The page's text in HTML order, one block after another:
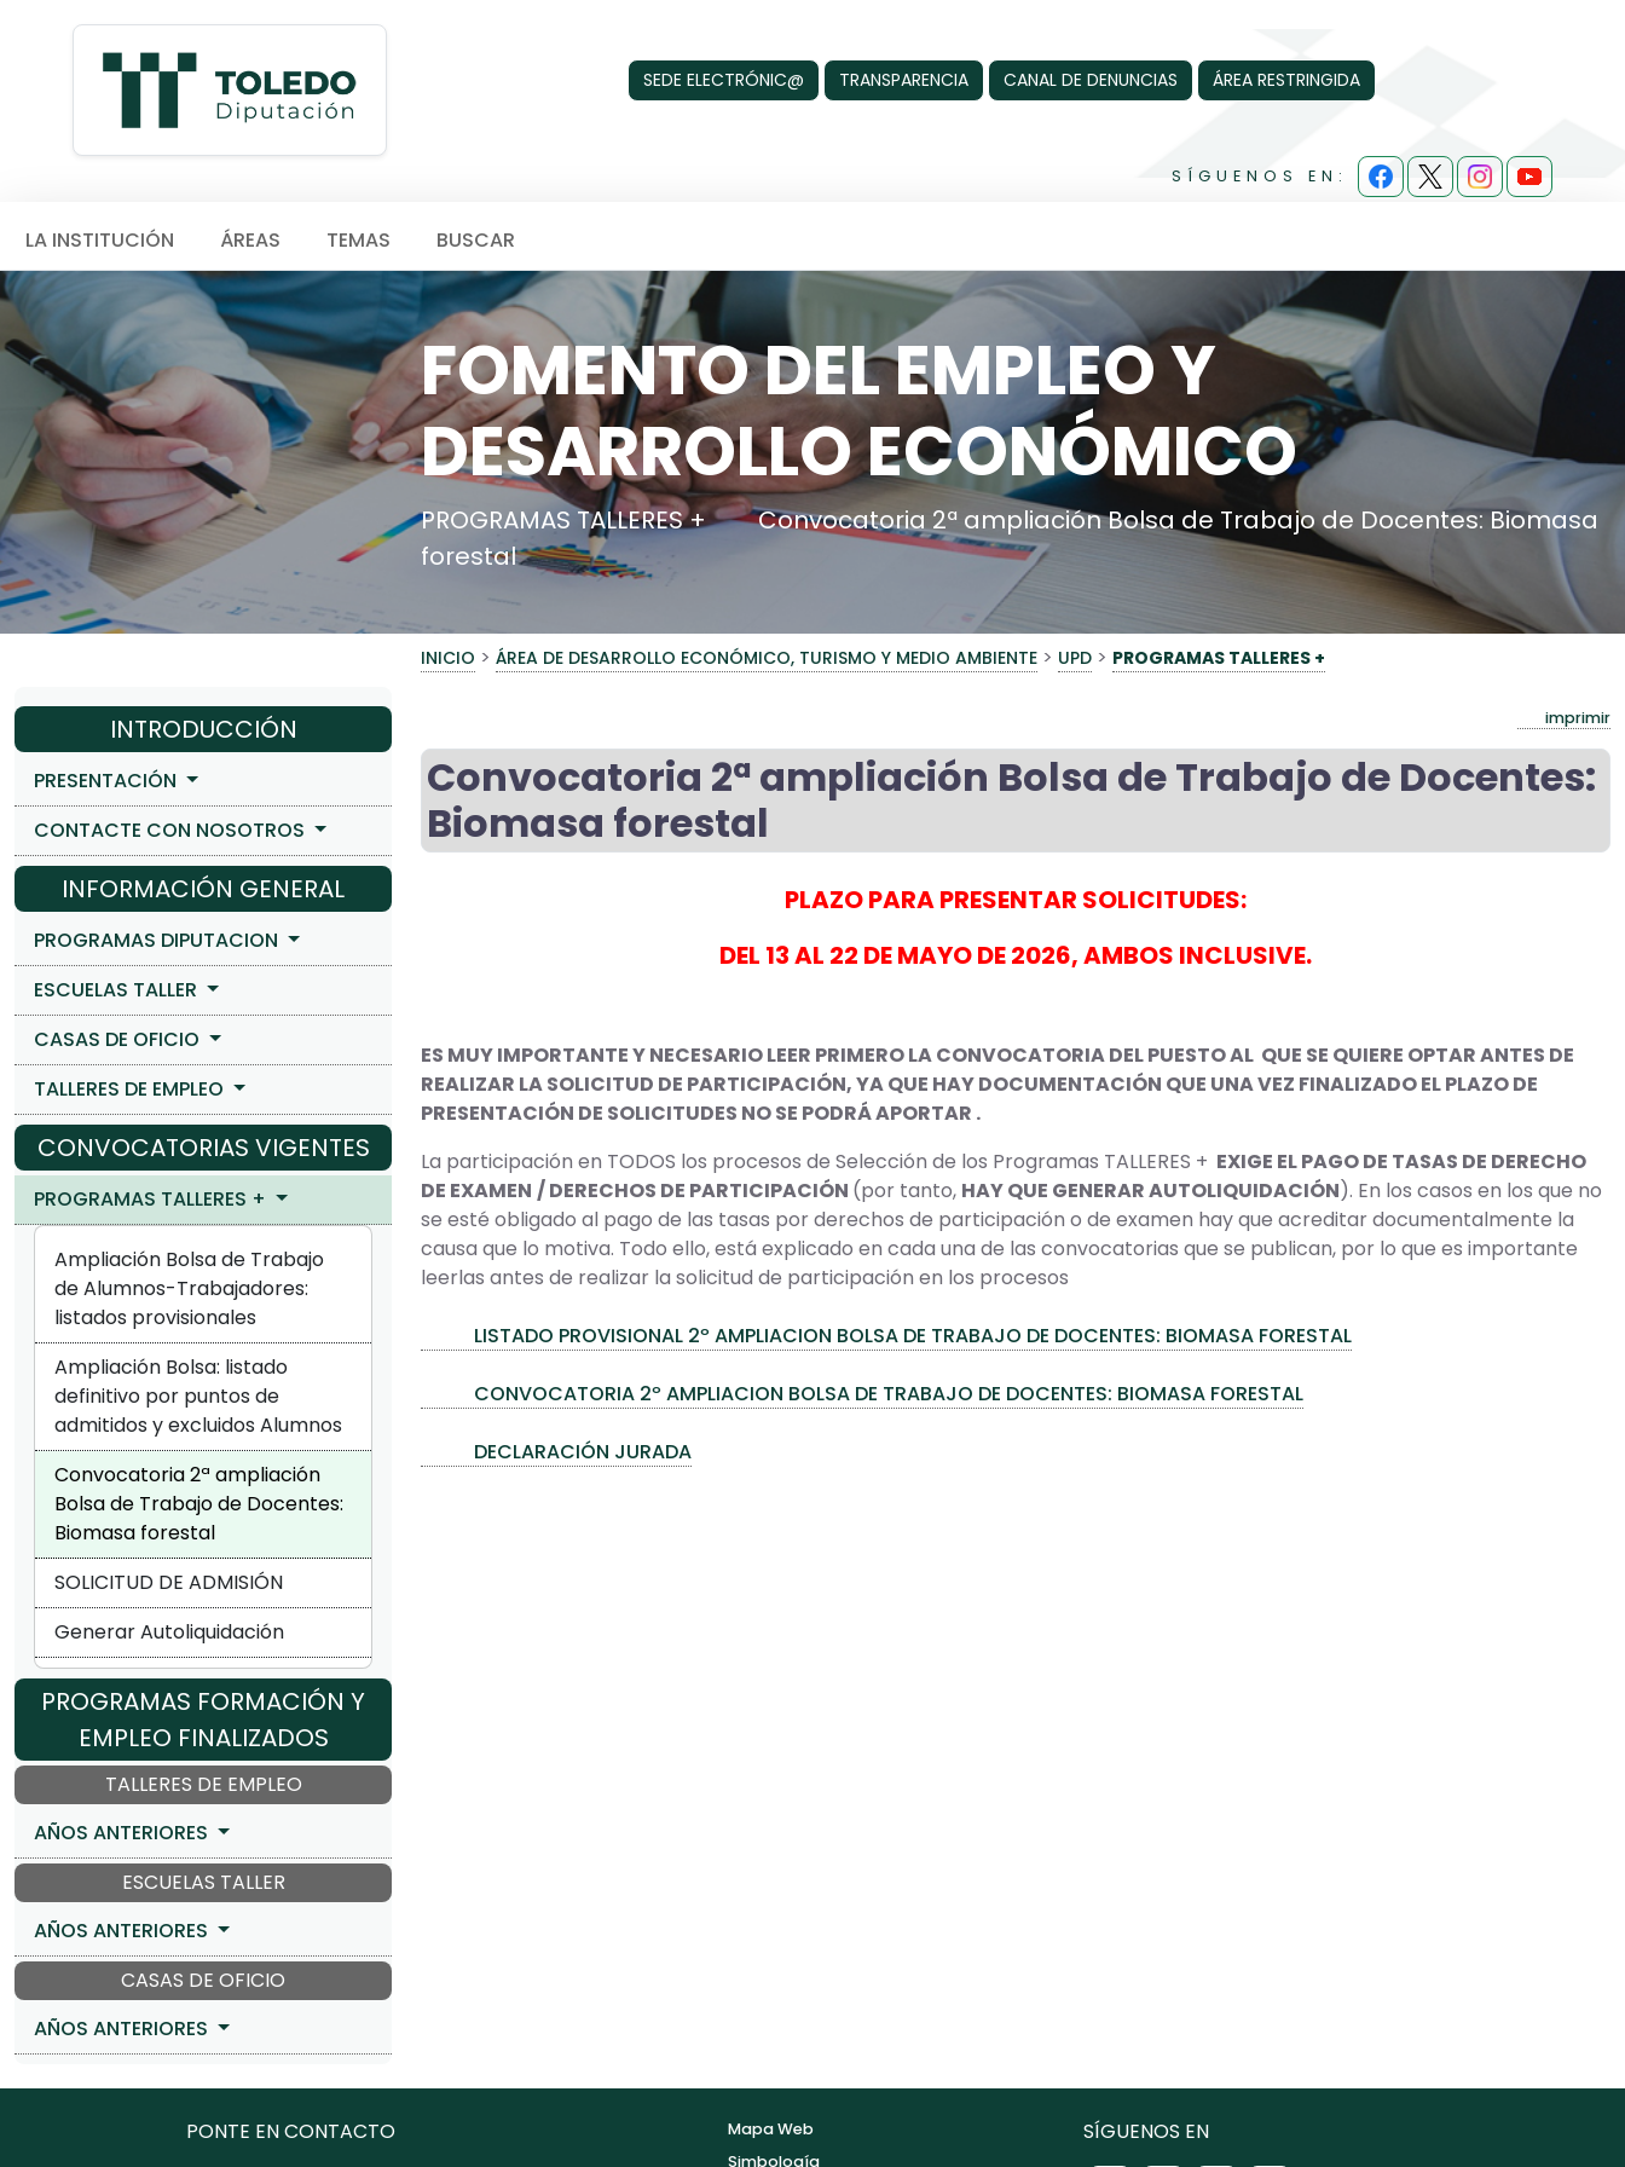
SEDE ELECTRÓNIC@ TRANSPARENCIA CANAL DE DENUNCIAS ÁREA RESTRINGIDA
SÍGUENOS EN:
LA INSTITUCIÓN ÁREAS TEMAS BUSCAR
FOMENTO DEL EMPLEO Y
DESARROLLO ECONÓMICO
PROGRAMAS TALLERES +
Convocatoria 2ª ampliación Bolsa de Trabajo de Docentes: Biomasa
forestal
INICIO > ÁREA DE DESARROLLO ECONÓMICO, TURISMO Y MEDIO AMBIENTE > UPD > PROGRAMAS TALLERES +
INTRODUCCIÓN
PRESENTACIÓN
CONTACTE CON NOSOTROS
INFORMACIÓN GENERAL
PROGRAMAS DIPUTACION
ESCUELAS TALLER
CASAS DE OFICIO
TALLERES DE EMPLEO
CONVOCATORIAS VIGENTES
PROGRAMAS TALLERES +
Ampliación Bolsa de Trabajo
de Alumnos-Trabajadores:
listados provisionales
Ampliación Bolsa: listado
definitivo por puntos de
admitidos y excluidos Alumnos
Convocatoria 2ª ampliación
Bolsa de Trabajo de Docentes:
Biomasa forestal
SOLICITUD DE ADMISIÓN
Generar Autoliquidación
PROGRAMAS FORMACIÓN Y
EMPLEO FINALIZADOS
TALLERES DE EMPLEO
AÑOS ANTERIORES
ESCUELAS TALLER
AÑOS ANTERIORES
CASAS DE OFICIO
AÑOS ANTERIORES
imprimir
Convocatoria 2ª ampliación Bolsa de Trabajo de Docentes:
Biomasa forestal
PLAZO PARA PRESENTAR SOLICITUDES:
DEL 13 AL 22 DE MAYO DE 2026, AMBOS INCLUSIVE.
ES MUY IMPORTANTE Y NECESARIO LEER PRIMERO LA CONVOCATORIA DEL PUESTO AL QUE SE QUIERE OPTAR ANTES DE
REALIZAR LA SOLICITUD DE PARTICIPACIÓN, YA QUE HAY DOCUMENTACIÓN QUE UNA VEZ FINALIZADO EL PLAZO DE
PRESENTACIÓN DE SOLICITUDES NO SE PODRÁ APORTAR .
La participación en TODOS los procesos de Selección de los Programas TALLERES + EXIGE EL PAGO DE TASAS DE DERECHO
DE EXAMEN / DERECHOS DE PARTICIPACIÓN (por tanto, HAY QUE GENERAR AUTOLIQUIDACIÓN). En los casos en los que no
se esté obligado al pago de las tasas por derechos de participación o de examen hay que acreditar documentalmente la
causa que lo motiva. Todo ello, está explicado en cada una de las convocatorias que se publican, por lo que es importante
leerlas antes de realizar la solicitud de participación en los procesos
LISTADO PROVISIONAL 2º AMPLIACION BOLSA DE TRABAJO DE DOCENTES: BIOMASA FORESTAL
CONVOCATORIA 2º AMPLIACION BOLSA DE TRABAJO DE DOCENTES: BIOMASA FORESTAL
DECLARACIÓN JURADA
PONTE EN CONTACTO
Mapa Web
Simbología
SÍGUENOS EN